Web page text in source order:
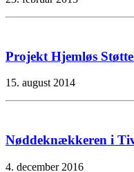
Projekt Hjemløs
15. august 2014
Nøddeknækkeren i
4. december 2016